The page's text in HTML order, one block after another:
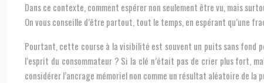
Dans ce contexte, comment espérer non seulement être vu, mais
On vous conseille d’être partout, tout le temps, en espérant qu’une
Pourtant, cette course à la visibilité est souvent un puits sans fond
l’esprit du consommateur ? Si la clé n’était pas de crier plus fort,
considérer l’ancrage mémoriel non comme un résultat aléatoire de